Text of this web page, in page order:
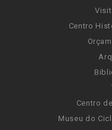
Centro
Centro
Museu do